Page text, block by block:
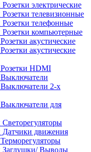
Розетки электрические
Розетки телевизионные
Розетки телефонные
Розетки компьютерные
Розетки акустические
Розетки акустические
Розетки HDMI
Выключатели
Выключатели 2-х
Выключатели для
Светорегуляторы
Датчики движения
Терморегуляторы
Заглушки/ Выводы